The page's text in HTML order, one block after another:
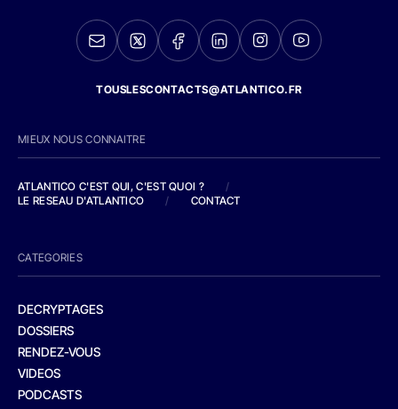
TOUSLESCONTACTS@ATLANTICO.FR
MIEUX NOUS CONNAITRE
ATLANTICO C'EST QUI, C'EST QUOI ?
/
LE RESEAU D'ATLANTICO
/ CONTACT
CATEGORIES
DECRYPTAGES
DOSSIERS
RENDEZ-VOUS
VIDEOS
PODCASTS